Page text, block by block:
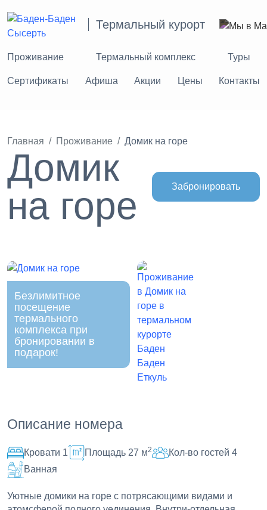
Термальный курорт
Проживание Термальный комплекс Туры
Сертификаты Афиша Акции Цены Контакты
Главная Проживание Домик на горе
Домик
на горе
Забронировать
Безлимитное
посещение
термального
комплекса при
бронировании в
подарок!
Описание номера
Кровати 1 Площадь 27 м2
Кол-во гостей 4
Ванная
Уютные домики на горе с потрясающими видами и